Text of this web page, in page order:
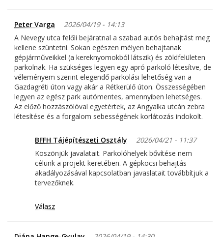
Peter Varga
2026/04/19 - 14:13
A Nevegy utca felőli bejáratnal a szabad autós behajtást meg
kellene szüntetni. Sokan egészen mélyen behajtanak
gépjárműveikkel (a kereknyomokból látszik) és zöldfelületen
parkolnak. Ha szükséges legyen egy apró parkoló létesítve, de
véleményem szerint elegendő parkolási lehetőség van a
Gazdagréti úton vagy akár a Rétkerülő úton. Összességében
legyen az egész park autómentes, amennyiben lehetséges.
Az előző hozzászólóval egyetértek, az Angyalka utcán zebra
létesítése és a forgalom sebességének korlátozás indokolt.
BFFH Tájépítészeti Osztály
2026/04/21 - 11:37
Köszönjük javalatait. Parkolóhelyek bővítése nem
célunk a projekt keretében. A gépkocsi behajtás
akadályozásával kapcsolatban javaslatait továbbítjuk a
tervezőknek.
Válasz